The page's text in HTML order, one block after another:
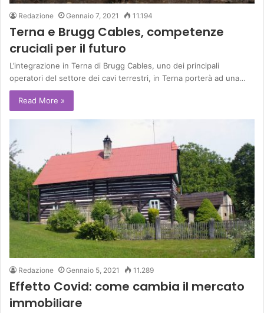
Redazione Gennaio 7, 2021 11.194
Terna e Brugg Cables, competenze
cruciali per il futuro
L’integrazione in Terna di Brugg Cables, uno dei principali
operatori del settore dei cavi terrestri, in Terna porterà ad una…
Read More »
Redazione Gennaio 5, 2021 11.289
Effetto Covid: come cambia il mercato
immobiliare